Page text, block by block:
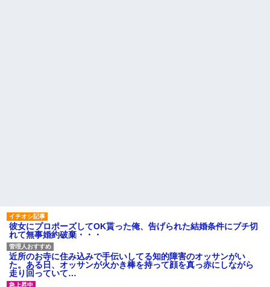
私「初めて飲む味だけどなん
のお茶？」彼「ちっ！」私「」
【GIF】JSのカンチョーワロ
タ
後続車にクラクションを鳴ら
され彼氏が逆切れ。「何クラク
ション鳴らしてんだ！降りてこ
いよ！」と怒鳴りだし...
彼女にプロポーズしてOK貰った俺、告げられた結婚条件にブチ切
れて無事婚約破棄・・・
近所のお寺に住み込みで手伝いしてる知的障害のオッサンがい
た。ある日、オッサンが火かき棒を持って顔を真っ赤にしながら
走り回っていて…